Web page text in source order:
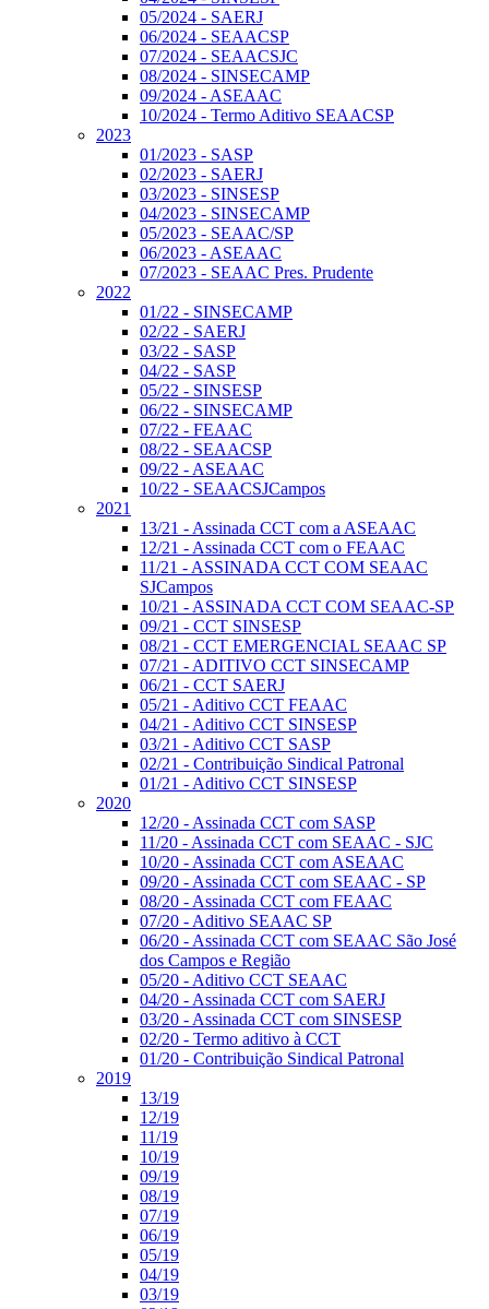
05/2024 - SAERJ
06/2024 - SEAACSP
07/2024 - SEAACSJC
08/2024 - SINSECAMP
09/2024 - ASEAAC
10/2024 - Termo Aditivo SEAACSP
2023
01/2023 - SASP
02/2023 - SAERJ
03/2023 - SINSESP
04/2023 - SINSECAMP
05/2023 - SEAAC/SP
06/2023 - ASEAAC
07/2023 - SEAAC Pres. Prudente
2022
01/22 - SINSECAMP
02/22 - SAERJ
03/22 - SASP
04/22 - SASP
05/22 - SINSESP
06/22 - SINSECAMP
07/22 - FEAAC
08/22 - SEAACSP
09/22 - ASEAAC
10/22 - SEAACSJCampos
2021
13/21 - Assinada CCT com a ASEAAC
12/21 - Assinada CCT com o FEAAC
11/21 - ASSINADA CCT COM SEAAC
SJCampos
10/21 - ASSINADA CCT COM SEAAC-SP
09/21 - CCT SINSESP
08/21 - CCT EMERGENCIAL SEAAC SP
07/21 - ADITIVO CCT SINSECAMP
06/21 - CCT SAERJ
05/21 - Aditivo CCT FEAAC
04/21 - Aditivo CCT SINSESP
03/21 - Aditivo CCT SASP
02/21 - Contribuição Sindical Patronal
01/21 - Aditivo CCT SINSESP
2020
12/20 - Assinada CCT com SASP
11/20 - Assinada CCT com SEAAC - SJC
10/20 - Assinada CCT com ASEAAC
09/20 - Assinada CCT com SEAAC - SP
08/20 - Assinada CCT com FEAAC
07/20 - Aditivo SEAAC SP
06/20 - Assinada CCT com SEAAC São José
dos Campos e Região
05/20 - Aditivo CCT SEAAC
04/20 - Assinada CCT com SAERJ
03/20 - Assinada CCT com SINSESP
02/20 - Termo aditivo à CCT
01/20 - Contribuição Sindical Patronal
2019
13/19
12/19
11/19
10/19
09/19
08/19
07/19
06/19
05/19
04/19
03/19